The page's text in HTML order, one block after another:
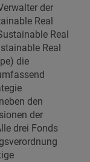
der
Real
Real
Real
die
den
der
drei Fonds